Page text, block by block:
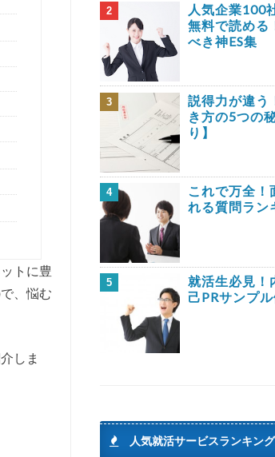
トに豊
、悩む
しま
2
人気企業100
無料で読める
べき神ES集
3
説得力が違う
き方の5つの
り】
4
これで万全！
れる質問ラン
5
就活生必見！
己PRサンプ
人気就活サービスランキング